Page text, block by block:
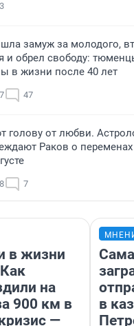
замуж за молодого,
и обрел свободу:
в жизни после 40 лет
47
голову от любви.
Раков о
7
в жизни
на
900 км в
—
в